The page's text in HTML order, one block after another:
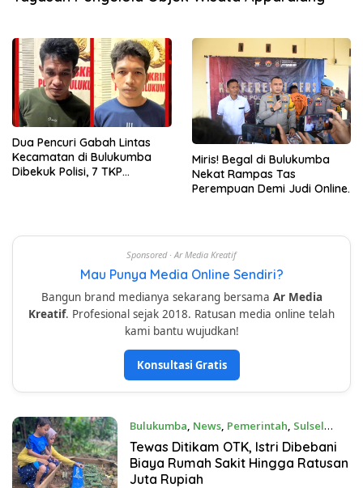
Dua Pencuri Gabah Lintas
Kecamatan di Bulukumba
Dibekuk Polisi, 7 TKP
Miris! Begal di Bulukumba
Nekat Rampas Tas
Perempuan Demi Judi Online.
Sponsored · Ar Media Kreatif
Mau Punya Media Online Sendiri?
Bangun brand medianya sekarang bersama Ar Media
Kreatif. Profesional sejak 2018. Ratusan media online telah
kami bantu wujudkan!
Konsultasi Gratis
Bulukumba, News, Pemerintah, Sulsel
05/07/2024 12:56 PM
Tewas Ditikam OTK, Istri Dibebani
Biaya Rumah Sakit Hingga Ratusan
Juta Rupiah